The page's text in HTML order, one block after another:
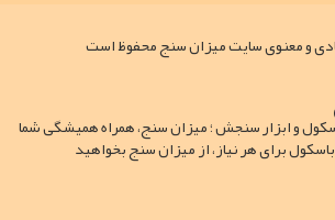
و ابزار سنجش ؛ میزان سنج، همراه همیشگی شما
برای هر نیاز، از میزان سنج بخواهید